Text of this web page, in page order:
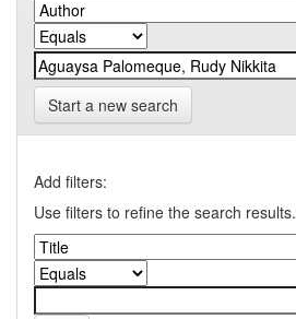
Start a new search
Add filters:
Use filters to refine the search results.